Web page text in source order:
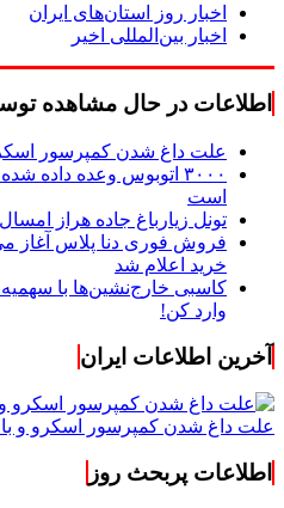
اخبار روز استان‌های ایران
اخبار بین‌المللی اخیر
اطلاعات در حال مشاهده
علت داغ شدن کمپرسور
۳۰۰۰ اتوبوس وعده داده
است
تونل زیارباغ جاده هراز
فروش فوری دنا پلاس آغاز
خرید اعلام شد
وارد کن!
آخرین اطلاعات ایران
علت داغ شدن کمپرسور اسکرو و
اطلاعات پربحث روز